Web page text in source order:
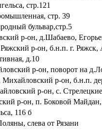
стр.121
стр. 39
бульвар,стр.5
р-он, д.Шабаево,
р-он, б.н.п. г.
д.10
р-он, поворот на
Михайловский р-он, б.н.п.
р-он, с.
р-он, п. Боковой
116 б
слева от Рязани